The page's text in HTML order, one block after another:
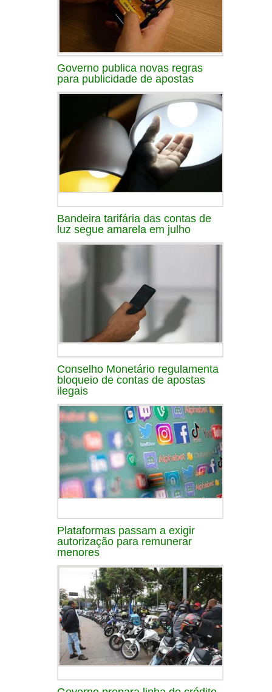
Governo publica novas regras
para publicidade de apostas
Bandeira tarifária das contas de
luz segue amarela em julho
Conselho Monetário regulamenta
bloqueio de contas de apostas
ilegais
Plataformas passam a exigir
autorização para remunerar
menores